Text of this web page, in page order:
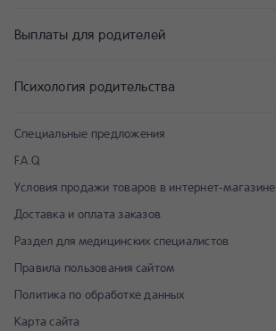
Специальные предложения
F.A.Q
Условия продажи товаров в интернет-магазине
Доставка и оплата заказов
Раздел для медицинских специалистов
Правила пользования сайтом
Политика по обработке данных
Карта сайта
Выплаты для родителей
Психология родительства